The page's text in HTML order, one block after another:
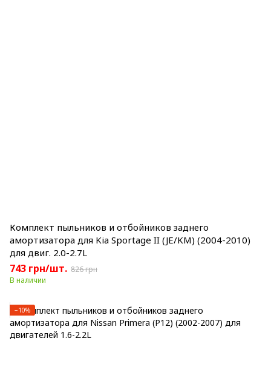
Комплект пыльников и отбойников заднего
амортизатора для Kia Sportage II (JE/KM) (2004-2010)
для двиг. 2.0-2.7L
743 грн/шт. 826 грн
В наличии
−10%